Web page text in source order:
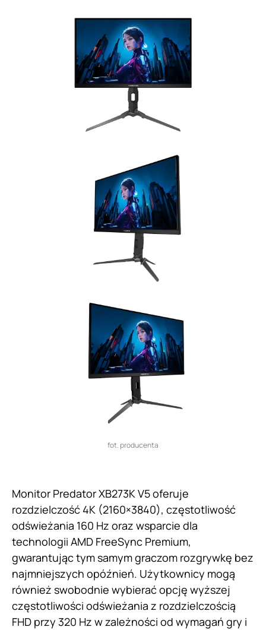
fot. producenta
Monitor Predator XB273K V5 oferuje
rozdzielczość 4K (2160×3840), częstotliwość
odświeżania 160 Hz oraz wsparcie dla
technologii AMD FreeSync Premium,
gwarantując tym samym graczom rozgrywkę bez
najmniejszych opóźnień. Użytkownicy mogą
również swobodnie wybierać opcję wyższej
częstotliwości odświeżania z rozdzielczością
FHD przy 320 Hz w zależności od wymagań gry i